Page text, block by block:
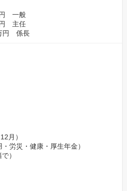
円 一般
円 主任
円 係長
月）
労災・健康・厚生年金）
）